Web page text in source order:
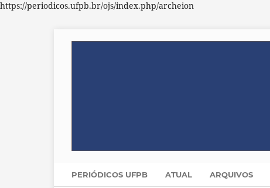
https://periodicos.ufpb.br/ojs/index.php/archeion
PERIÓDICOS UFPB ATUAL ARQUIVOS